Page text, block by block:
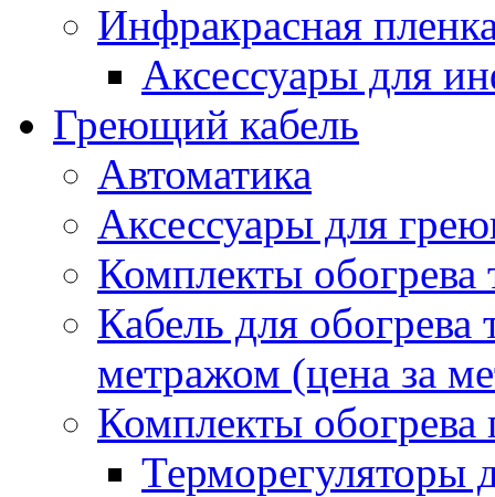
Инфракрасная
Аксессуары для
Греющий кабель
Автоматика
Аксессуары для
Комплекты обогрева
Кабель для обогрева
метражом (цена за
Комплекты обогрева
Терморегуляторы